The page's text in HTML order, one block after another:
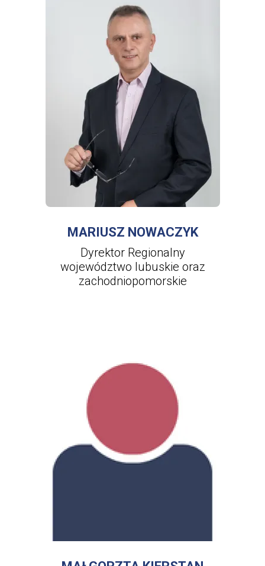
WIĘCEJ INFORMACJI
MARIUSZ
NOWACZYK
MARIUSZ NOWACZYK
Dyrektor Regionalny
województwo lubuskie oraz
zachodniopomorskie